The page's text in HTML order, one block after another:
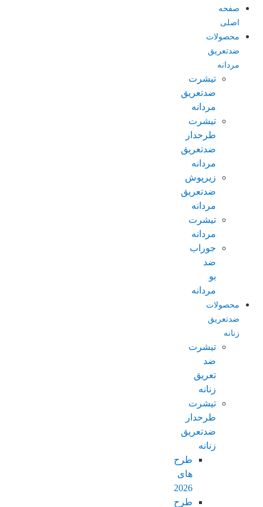
صفحه
اصلی
محصولات
ضدتعریق
مردانه
تیشرت
ضدتعریق
مردانه
تیشرت
طرحدار
ضدتعریق
مردانه
زیرپوش
ضدتعریق
مردانه
تیشرت
مردانه
جوراب
ضد
بو
مردانه
محصولات
ضدتعریق
زنانه
تیشرت
ضد
تعریق
زنانه
تیشرت
طرحدار
ضدتعریق
زنانه
طرح
های
2026
طرح